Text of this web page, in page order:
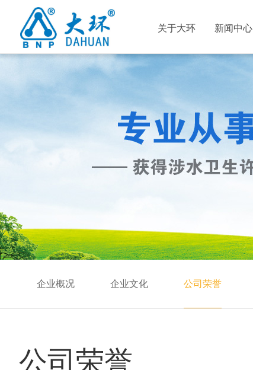
关于大环 新闻中心
企业概况 企业文化 公司荣誉
公司荣誉